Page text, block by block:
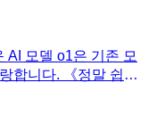
AI 모델 o1은 기존 모
합니다. 《정말 쉽네?
문맥을 더 잘 이해하